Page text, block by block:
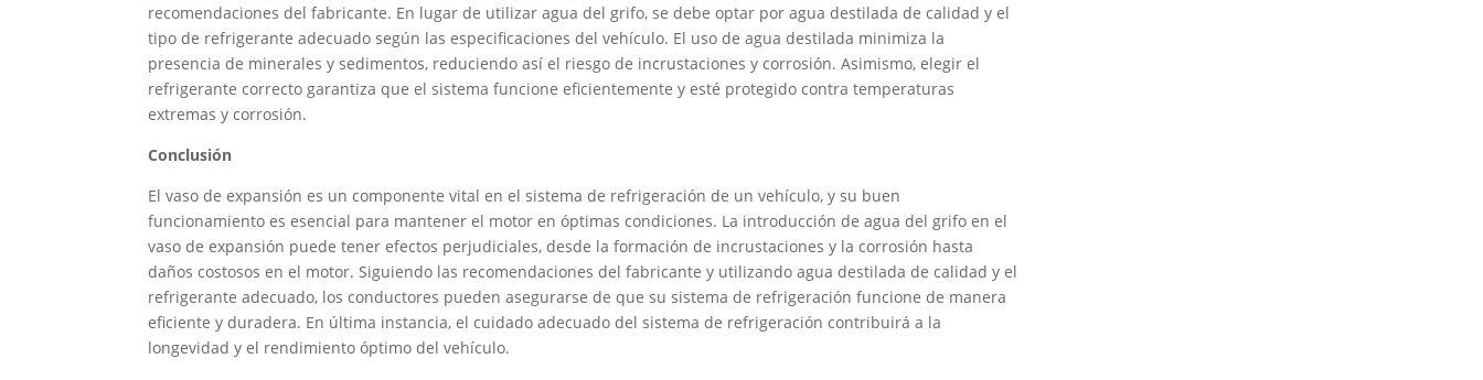
recomendaciones del fabricante. En lugar de utilizar agua del grifo, se debe optar por agua destilada de calidad y el
tipo de refrigerante adecuado según las especificaciones del vehículo. El uso de agua destilada minimiza la
presencia de minerales y sedimentos, reduciendo así el riesgo de incrustaciones y corrosión. Asimismo, elegir el
refrigerante correcto garantiza que el sistema funcione eficientemente y esté protegido contra temperaturas
extremas y corrosión.
Conclusión
El vaso de expansión es un componente vital en el sistema de refrigeración de un vehículo, y su buen
funcionamiento es esencial para mantener el motor en óptimas condiciones. La introducción de agua del grifo en el
vaso de expansión puede tener efectos perjudiciales, desde la formación de incrustaciones y la corrosión hasta
daños costosos en el motor. Siguiendo las recomendaciones del fabricante y utilizando agua destilada de calidad y el
refrigerante adecuado, los conductores pueden asegurarse de que su sistema de refrigeración funcione de manera
eficiente y duradera. En última instancia, el cuidado adecuado del sistema de refrigeración contribuirá a la
longevidad y el rendimiento óptimo del vehículo.